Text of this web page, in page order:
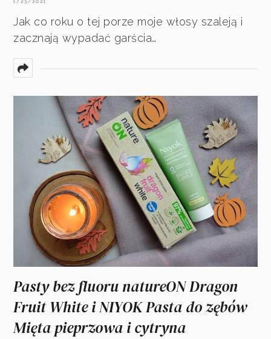
1/23/2021
Jak co roku o tej porze moje włosy szaleją i
zacznają wypadać garścia…
Pasty bez fluoru natureON Dragon
Fruit White i NIYOK Pasta do zębów
Mięta pieprzowa i cytryna